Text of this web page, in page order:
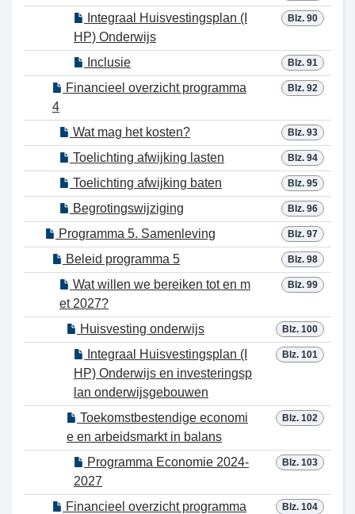
Blz. 90
Integraal Huisvestingsplan (I
HP) Onderwijs
Blz. 91
Inclusie
Blz. 92
Financieel overzicht programma
4
Blz. 93
Wat mag het kosten?
Blz. 94
Toelichting afwijking lasten
Blz. 95
Toelichting afwijking baten
Blz. 96
Begrotingswijziging
Blz. 97
Programma 5. Samenleving
Blz. 98
Beleid programma 5
Blz. 99
Wat willen we bereiken tot en m
et 2027?
Blz. 100
Huisvesting onderwijs
Blz. 101
Integraal Huisvestingsplan (I
HP) Onderwijs en investeringsp
lan onderwijsgebouwen
Blz. 102
Toekomstbestendige economi
e en arbeidsmarkt in balans
Blz. 103
Programma Economie 2024-
2027
Blz. 104
Financieel overzicht programma